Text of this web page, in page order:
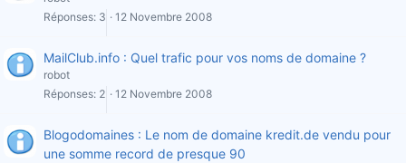
Réponses 3 12 Novembre 2008
MailClub.info : Quel trafic pour vos noms de domaine ?
robot
Réponses 2 12 Novembre 2008
Blogodomaines : Le nom de domaine kredit.de vendu pour
une somme record de presque 90